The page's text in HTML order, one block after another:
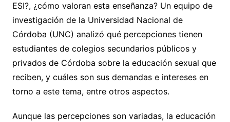
ESI?, ¿cómo valoran esta enseñanza? Un equipo de
investigación de la Universidad Nacional de
Córdoba (UNC) analizó qué percepciones tienen
estudiantes de colegios secundarios públicos y
privados de Córdoba sobre la educación sexual que
reciben, y cuáles son sus demandas e intereses en
torno a este tema, entre otros aspectos.
Aunque las percepciones son variadas, la educación